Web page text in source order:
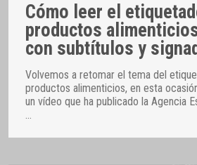
Cómo leer el
productos
con subtítulos y
Volvemos a retomar el tema del
productos alimenticios, en esta
un vídeo que ha publicado la Agencia